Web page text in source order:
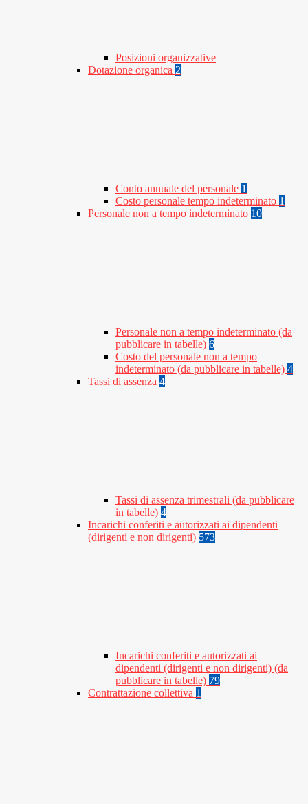
Posizioni organizzative
Dotazione organica 2
Conto annuale del personale 1
Costo personale tempo indeterminato 1
Personale non a tempo indeterminato 10
Personale non a tempo indeterminato (da
pubblicare in tabelle) 6
Costo del personale non a tempo
indeterminato (da pubblicare in tabelle) 4
Tassi di assenza 4
Tassi di assenza trimestrali (da pubblicare
in tabelle) 4
Incarichi conferiti e autorizzati ai dipendenti
(dirigenti e non dirigenti) 573
Incarichi conferiti e autorizzati ai
dipendenti (dirigenti e non dirigenti) (da
pubblicare in tabelle) 79
Contrattazione collettiva 1